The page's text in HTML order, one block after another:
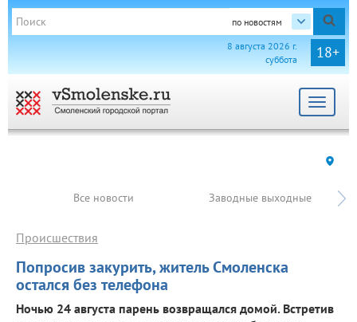
по новостям
18+
8 августа 2026 г.
суббота
Toggle
Все новости Заводные выходные
Попросив закурить, житель Смоленска
остался без телефона
Происшествия
Ночью 24 августа парень возвращался домой. Встретив